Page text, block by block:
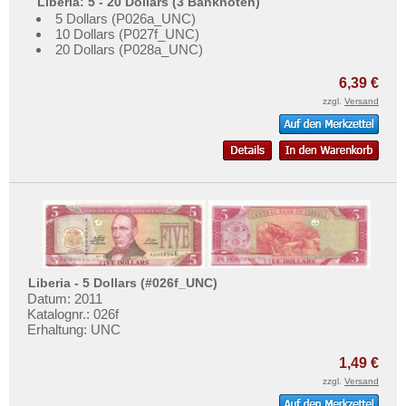
Zentralafrikanische Staaten
Zimbabwe
5 Dollars (P026a_UNC)
10 Dollars (P027f_UNC)
20 Dollars (P028a_UNC)
6,39 €
zzgl. Versand
Liberia - 5 Dollars (#026f_UNC)
Datum: 2011
Katalognr.: 026f
Erhaltung: UNC
1,49 €
zzgl. Versand